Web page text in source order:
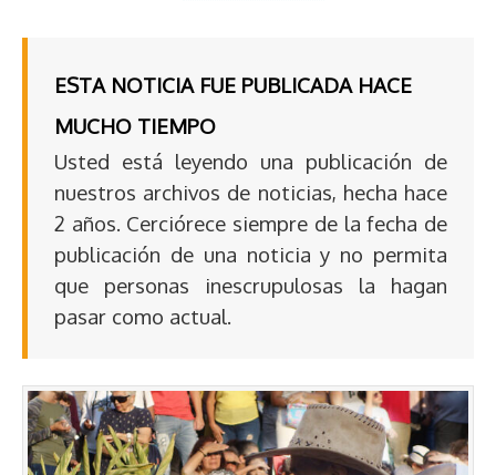
ESTA NOTICIA FUE PUBLICADA HACE
MUCHO TIEMPO
Usted está leyendo una publicación de
nuestros archivos de noticias, hecha hace
2 años. Cerciórece siempre de la fecha de
publicación de una noticia y no permita
que personas inescrupulosas la hagan
pasar como actual.